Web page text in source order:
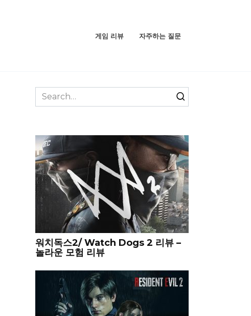
게임 리뷰 자주하는 질문
Search
for:
워치독스2/ Watch Dogs 2 리뷰 –
놀라운 모험 리뷰